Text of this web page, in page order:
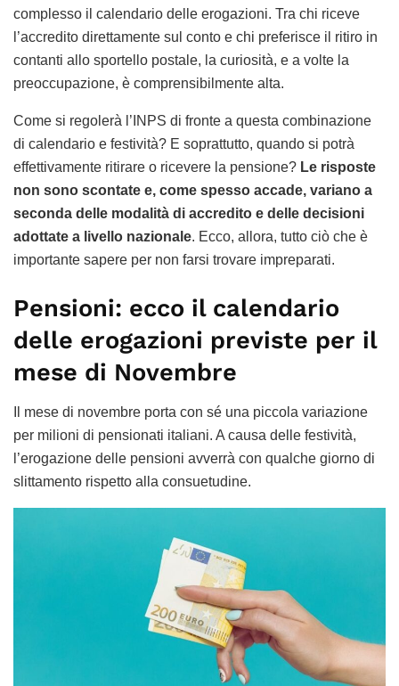
complesso il calendario delle erogazioni. Tra chi riceve
l’accredito direttamente sul conto e chi preferisce il ritiro in
contanti allo sportello postale, la curiosità, e a volte la
preoccupazione, è comprensibilmente alta.
Come si regolerà l’INPS di fronte a questa combinazione
di calendario e festività? E soprattutto, quando si potrà
effettivamente ritirare o ricevere la pensione? Le risposte
non sono scontate e, come spesso accade, variano a
seconda delle modalità di accredito e delle decisioni
adottate a livello nazionale. Ecco, allora, tutto ciò che è
importante sapere per non farsi trovare impreparati.
Pensioni: ecco il calendario
delle erogazioni previste per il
mese di Novembre
Il mese di novembre porta con sé una piccola variazione
per milioni di pensionati italiani. A causa delle festività,
l’erogazione delle pensioni avverrà con qualche giorno di
slittamento rispetto alla consuetudine.